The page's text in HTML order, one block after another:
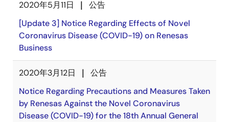
2020年5月11日
公告
[Update 3] Notice Regarding Effects of Novel
Coronavirus Disease (COVID-19) on Renesas
Business
2020年3月12日
公告
Notice Regarding Precautions and Measures Taken
by Renesas Against the Novel Coronavirus
Disease (COVID-19) for the 18th Annual General